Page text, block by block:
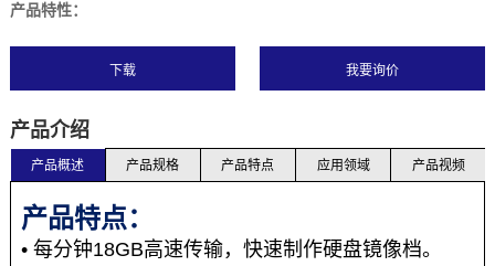
产品特性：
下载
产品介绍
产品概述 产品规格 产品特点 应用领域 产品视频
产品特点：
• 每分钟18GB高速传输，快速制作硬盘镜像档。